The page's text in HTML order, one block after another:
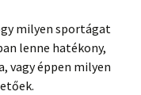
milyen sportágat
lenne hatékony,
vagy éppen milyen